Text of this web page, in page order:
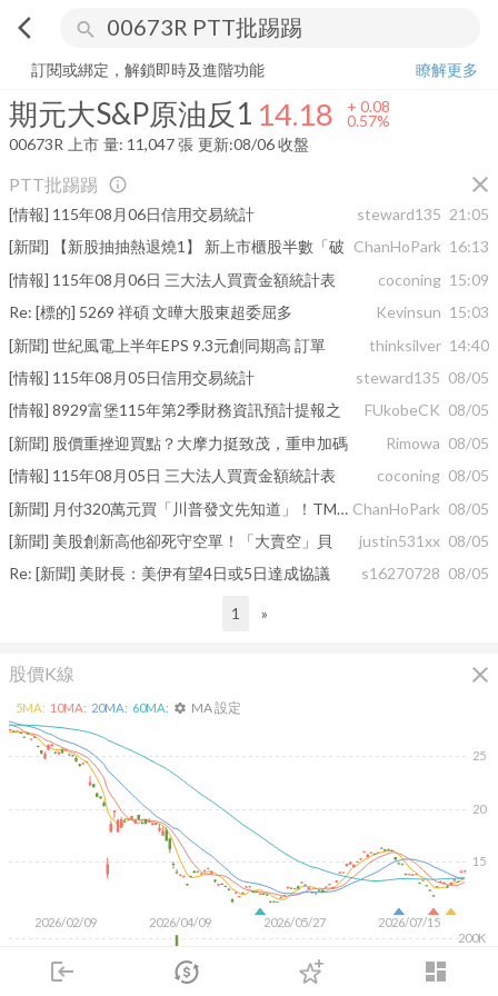
arrow_back_ios search
login dashboard
市場 登入
期元大S&P原油反1 14.18 + 0.57%
訂閱或綁定，解鎖即時及進階功能
瞭解更多
期元大S&P原油反1 14.18 + 0.08
0.57%
00673R
上市 量: 11,047張 更新:08/06 收盤
PTT批踢踢 close
info_outline
[情報] 115年08月06日信用交易統計 steward135 21:05
[新聞] 【新股抽抽熱退燒1】 新上市櫃股半數「破 ChanHoPark 16:13
[情報] 115年08月06日 三大法人買賣金額統計表
coconing 15:09
Re: [標的] 5269 祥碩 文曄大股東超委屈多
Kevinsun 15:03
[新聞] 世紀風電上半年EPS 9.3元創同期高 訂單
thinksilver 14:40
[情報] 115年08月05日信用交易統計
steward135 08/05
[情報] 8929富堡115年第2季財務資訊預計提報之
FUkobeCK 08/05
[新聞] 股價重挫迎買點？大摩力挺致茂，重申加碼
Rimowa 08/05
[情報] 115年08月05日 三大法人買賣金額統計表
coconing 08/05
[新聞] 月付320萬元買「川普發文先知道」！TMTG ChanHoPark 08/05
[新聞] 美股創新高他卻死守空單！「大賣空」貝
justin531xx 08/05
Re: [新聞] 美財長：美伊有望4日或5日達成協議
s16270728 08/05
1 »
股價K線 close
2026/02/09 2026/04/09 2026/05/27 2026/07/15
15
20
25
200K
5MA: 10MA: 20MA: 60MA: settings MA 設定